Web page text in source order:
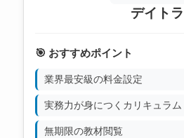
デイトラ
🎯 おすすめポイント
業界最安級の料金設定
実務力が身につくカリキュラム
無期限の教材閲覧